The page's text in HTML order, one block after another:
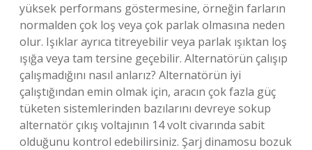
yüksek performans göstermesine, örneğin farların
normalden çok loş veya çok parlak olmasına neden
olur. Işıklar ayrıca titreyebilir veya parlak ışıktan loş
ışığa veya tam tersine geçebilir. Alternatörün çalışıp
çalışmadığını nasıl anlarız? Alternatörün iyi
çalıştığından emin olmak için, aracın çok fazla güç
tüketen sistemlerinden bazılarını devreye sokup
alternatör çıkış voltajının 14 volt civarında sabit
olduğunu kontrol edebilirsiniz. Şarj dinamosu bozuk